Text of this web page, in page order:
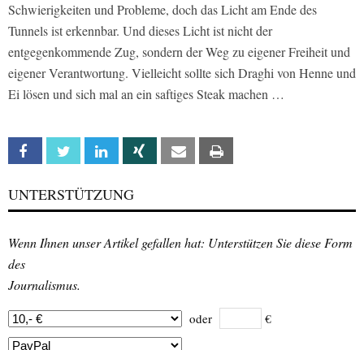
Schwierigkeiten und Probleme, doch das Licht am Ende des
Tunnels ist erkennbar. Und dieses Licht ist nicht der
entgegenkommende Zug, sondern der Weg zu eigener Freiheit und
eigener Verantwortung. Vielleicht sollte sich Draghi von Henne und
Ei lösen und sich mal an ein saftiges Steak machen …
Facebook Twitter Linkedin Xing Email
UNTERSTÜTZUNG
Wenn Ihnen unser Artikel gefallen hat: Unterstützen Sie diese Form
des
Journalismus.
oder €